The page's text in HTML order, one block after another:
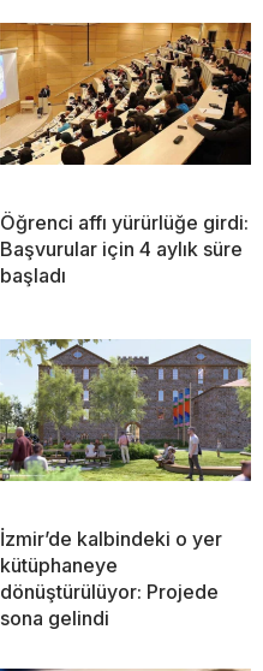
Öğrenci affı yürürlüğe girdi:
Başvurular için 4 aylık süre
başladı
İzmir’de kalbindeki o yer
kütüphaneye
dönüştürülüyor: Projede
sona gelindi